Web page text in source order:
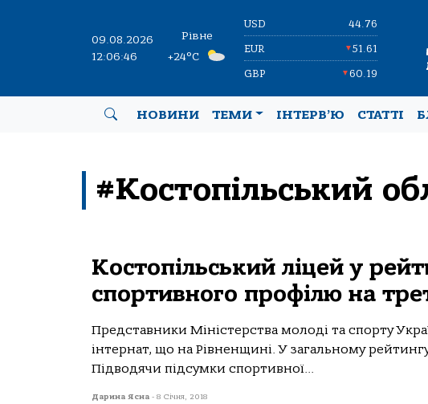
09.08.2026
12:06:46
Рівне
+24°C
USD 44.76
EUR ▼51.61
GBP ▼60.19
НОВИНИ ТЕМИ ІНТЕРВ’Ю СТАТТІ
#Костопільський
Костопільський ліцей у
спортивного профілю на
Представники Міністерства молоді та спорту
інтернат, що на Рівненщині. У загальному
Підводячи підсумки спортивної...
Дарина Ясна - 8 Січня, 2018